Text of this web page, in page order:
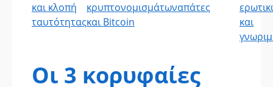
και κλοπή
ταυτότητας
κρυπτονομισμάτων
και Bitcoin
απάτες
και
Οι 3 κορυφαίες